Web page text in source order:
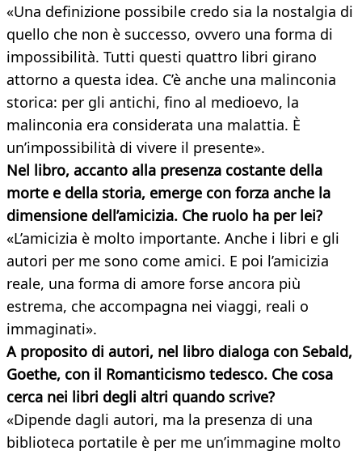
«Una definizione possibile credo sia la nostalgia di
quello che non è successo, ovvero una forma di
impossibilità. Tutti questi quattro libri girano
attorno a questa idea. C’è anche una malinconia
storica: per gli antichi, fino al medioevo, la
malinconia era considerata una malattia. È
un’impossibilità di vivere il presente».
Nel libro, accanto alla presenza costante della
morte e della storia, emerge con forza anche la
dimensione dell’amicizia. Che ruolo ha per lei?
«L’amicizia è molto importante. Anche i libri e gli
autori per me sono come amici. E poi l’amicizia
reale, una forma di amore forse ancora più
estrema, che accompagna nei viaggi, reali o
immaginati».
A proposito di autori, nel libro dialoga con Sebald,
Goethe, con il Romanticismo tedesco. Che cosa
cerca nei libri degli altri quando scrive?
«Dipende dagli autori, ma la presenza di una
biblioteca portatile è per me un’immagine molto